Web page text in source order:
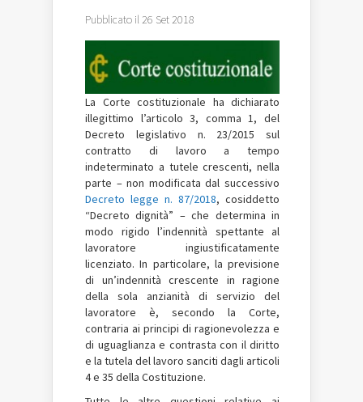
Pubblicato il 26 Set 2018
La Corte costituzionale ha dichiarato
illegittimo l’articolo 3, comma 1, del
Decreto legislativo n. 23/2015 sul
contratto di lavoro a tempo
indeterminato a tutele crescenti, nella
parte – non modificata dal successivo
Decreto legge n. 87/2018, cosiddetto
“Decreto dignità” – che determina in
modo rigido l’indennità spettante al
lavoratore ingiustificatamente
licenziato. In particolare, la previsione
di un’indennità crescente in ragione
della sola anzianità di servizio del
lavoratore è, secondo la Corte,
contraria ai principi di ragionevolezza e
di uguaglianza e contrasta con il diritto
e la tutela del lavoro sanciti dagli articoli
4 e 35 della Costituzione.